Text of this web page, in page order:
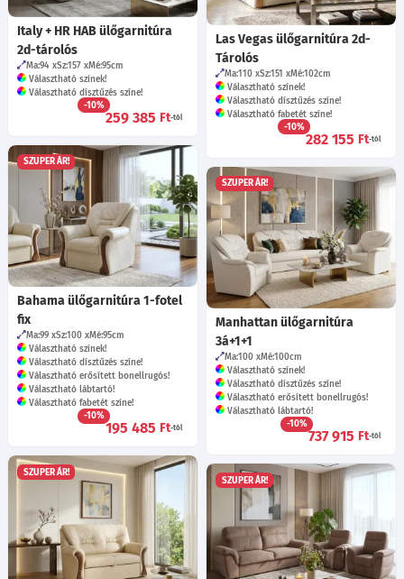
Italy + HR HAB ülőgarnitúra
2d-tárolós
Ma:94 Sz:157 Mé:95cm
Választható színek!
Választható dísztűzés színe!
-10%
259 385 Ft-tól
Las Vegas ülőgarnitúra 2d-
Tárolós
Ma:110 Sz:151 Mé:102cm
Választható színek!
Választható dísztűzés színe!
Választható fabetét színe!
-10%
282 155 Ft-tól
SZUPER ÁR!
Bahama ülőgarnitúra 1-fotel
fix
Ma:99 Sz:100 Mé:95cm
Választható színek!
Választható dísztűzés színe!
Választható erősített bonellrugós!
Választható lábtartó!
Választható fabetét színe!
-10%
195 485 Ft-tól
SZUPER ÁR!
Manhattan ülőgarnitúra
3á+1+1
Ma:100 Mé:100cm
Választható színek!
Választható dísztűzés színe!
Választható erősített bonellrugós!
Választható lábtartó!
-10%
737 915 Ft-tól
SZUPER ÁR!
SZUPER ÁR!